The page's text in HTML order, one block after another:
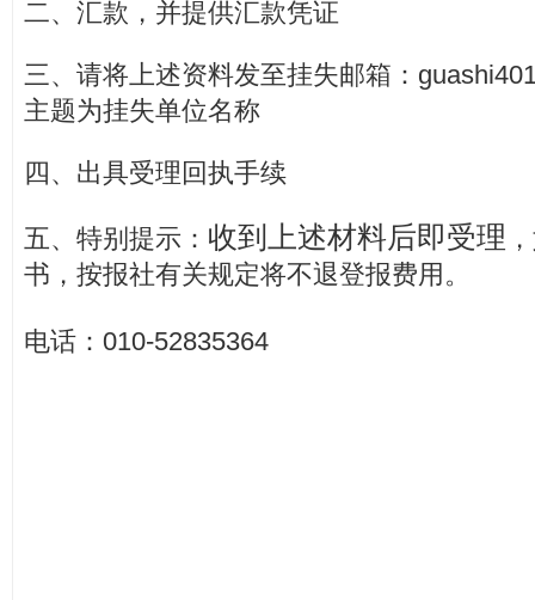
二、汇款，并提供汇款凭证
三、请将上述资料发至挂失邮箱：
主题为挂失单位名称
四、出具受理回执手续
五、特别提示： 收到上述材料后即受理
书，按报社有关规定将不退登报费用。
电话：010-52835364